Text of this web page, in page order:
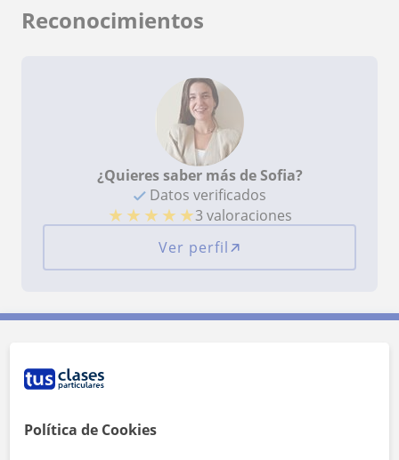
Reconocimientos
¿Quieres saber más de Sofia?
Datos verificados
★ ★ ★ ★ ★3 valoraciones
Ver perfil
Contacta con Sofia
Política de Cookies